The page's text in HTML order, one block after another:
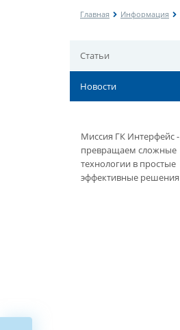
Главная Информация
Статьи
Новости
Миссия ГК Интерфейс -
превращаем сложные
технологии в простые
эффективные решения